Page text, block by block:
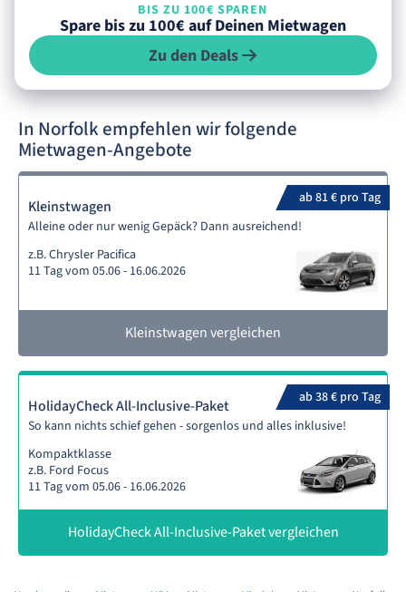
BIS ZU 100€ SPAREN
Spare bis zu 100€ auf Deinen Mietwagen
Zu den Deals
In Norfolk empfehlen wir folgende
Mietwagen-Angebote
ab 81 € pro Tag
Kleinstwagen
Alleine oder nur wenig Gepäck? Dann ausreichend!
z.B. Chrysler Pacifica
11 Tag vom 05.06 - 16.06.2026
Kleinstwagen vergleichen
ab 38 € pro Tag
HolidayCheck All-Inclusive-Paket
So kann nichts schief gehen - sorgenlos und alles inklusive!
Kompaktklasse
z.B. Ford Focus
11 Tag vom 05.06 - 16.06.2026
HolidayCheck All-Inclusive-Paket vergleichen